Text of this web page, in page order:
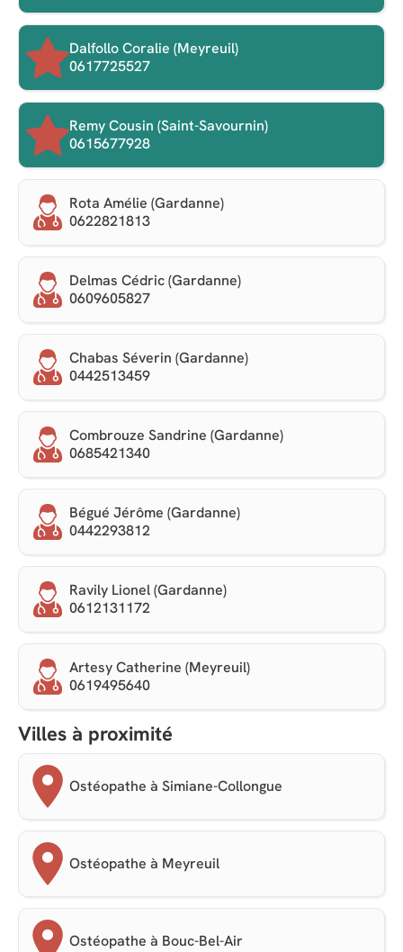
Dalfollo Coralie (Meyreuil)
0617725527
Remy Cousin (Saint-Savournin)
0615677928
Rota Amélie (Gardanne)
0622821813
Delmas Cédric (Gardanne)
0609605827
Chabas Séverin (Gardanne)
0442513459
Combrouze Sandrine (Gardanne)
0685421340
Bégué Jérôme (Gardanne)
0442293812
Ravily Lionel (Gardanne)
0612131172
Artesy Catherine (Meyreuil)
0619495640
Villes à proximité
Ostéopathe à Simiane-Collongue
Ostéopathe à Meyreuil
Ostéopathe à Bouc-Bel-Air